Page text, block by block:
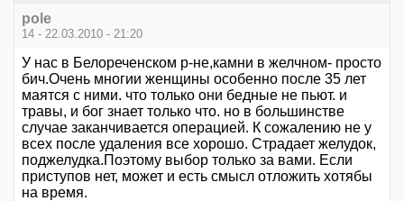
pole
14 - 22.03.2010 - 21:20
У нас в Белореченском р-не,камни в желчном- просто
бич.Очень многии женщины особенно после 35 лет
маятся с ними. что только они бедные не пьют. и
травы, и бог знает только что. но в большинстве
случае заканчивается операцией. К сожалению не у
всех после удаления все хорошо. Страдает желудок,
поджелудка.Поэтому выбор только за вами. Если
приступов нет, может и есть смысл отложить хотябы
на время.